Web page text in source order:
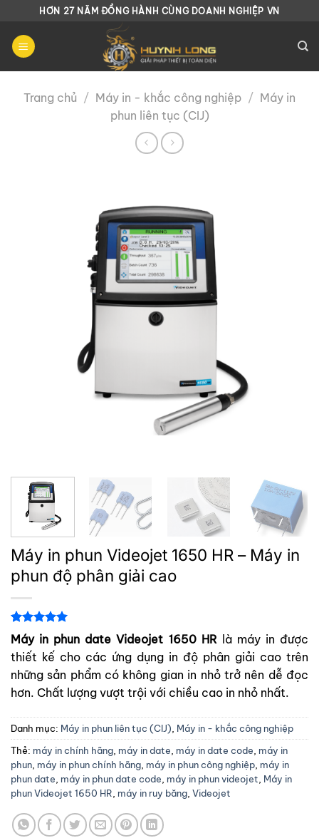
Chuyển
nội
dung
HƠN 27 NĂM ĐỒNG HÀNH CÙNG DOANH NGHIỆP VN
Trang chủ / Máy in - khắc công nghiệp / Máy in
phun liên tục (CIJ)
Máy in phun Videojet 1650 HR – Máy in
phun độ phân giải cao
5.00
trên 5
dựa trên
1
đánh giá
Máy in phun date Videojet 1650 HR là máy in được
thiết kế cho các ứng dụng in độ phân giải cao trên
những sản phẩm có không gian in nhỏ trở nên dễ đọc
hơn. Chất lượng vượt trội với chiều cao in nhỏ nhất.
Danh mục: Máy in phun liên tục (CIJ) Máy in - khắc công nghiệp
Thẻ: máy in chính hãng máy in date máy in date code máy in
phun máy in phun chính hãng máy in phun công nghiệp máy in
phun date máy in phun date code máy in phun videojet Máy in
phun Videojet 1650 HR máy in ruy băng Videojet